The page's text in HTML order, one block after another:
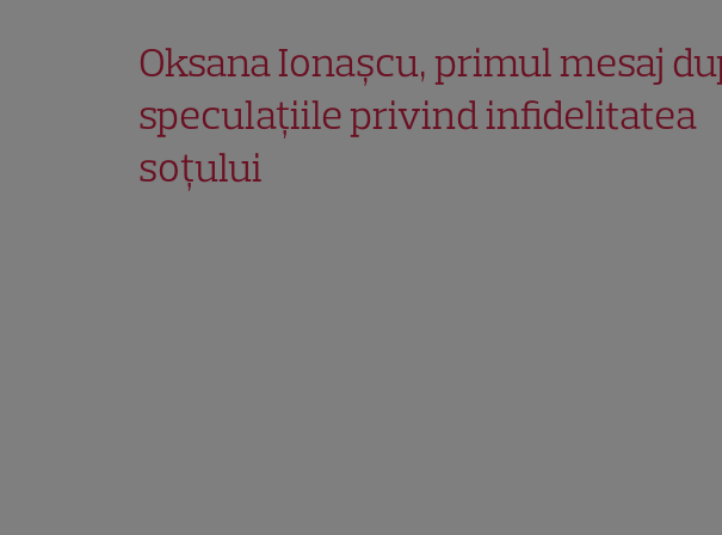
Oksana Ionașcu, primul mesaj
speculațiile privind infidelitatea
soțului